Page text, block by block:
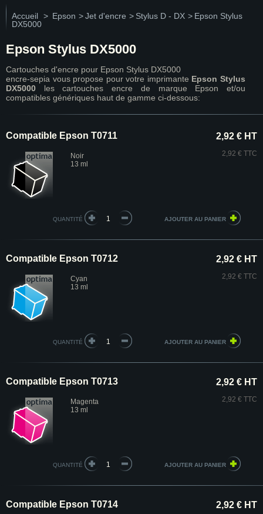
Accueil > Epson >Jet d'encre > Stylus D - DX > Epson Stylus
DX5000
Epson Stylus DX5000
Cartouches d'encre pour Epson Stylus DX5000
encre-sepia vous propose pour votre imprimante Epson Stylus
DX5000 les cartouches encre de marque Epson et/ou
compatibles génériques haut de gamme ci-dessous:
Compatible Epson T0711
Noir
13 ml
2,92 € HT
2,92 € TTC
QUANTITÉ
Compatible Epson T0712
Cyan
13 ml
2,92 € HT
2,92 € TTC
QUANTITÉ
Compatible Epson T0713
Magenta
13 ml
2,92 € HT
2,92 € TTC
QUANTITÉ
Compatible Epson T0714 2,92 € HT